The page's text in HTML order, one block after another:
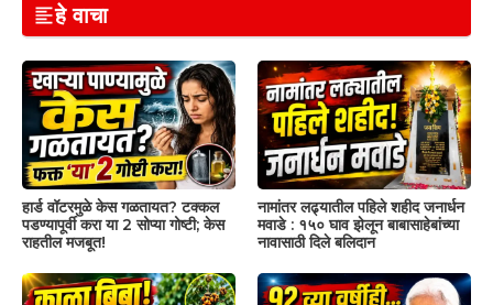
हे वाचा
हार्ड वॉटरमुळे केस गळतायत? टक्कल
पडण्यापूर्वी करा या 2 सोप्या गोष्टी; केस
राहतील मजबूत!
नामांतर लढ्यातील पहिले शहीद जनार्धन
मवाडे : १५० घाव झेलून बाबासाहेबांच्या
नावासाठी दिले बलिदान